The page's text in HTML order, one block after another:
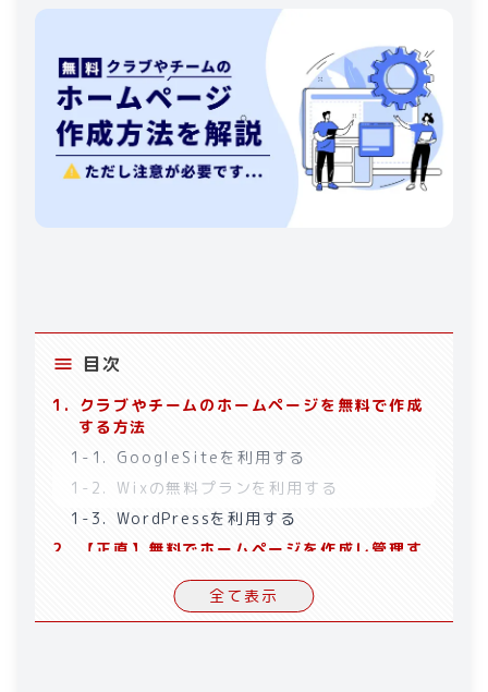
目次
1 .
クラブやチームのホームページを無料で作成
する方法
1-1 .
GoogleSiteを利用する
1-2 .
Wixの無料プランを利用する
1-3. WordPressを利用する
2
【正直】無料でホームページを作成し管理す
無料で作成も維持もできるホームページのデ
メリット
全て表示